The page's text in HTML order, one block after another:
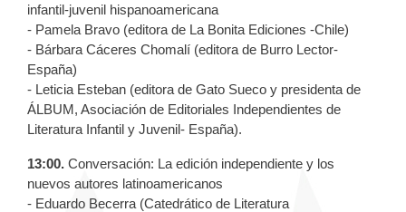
infantil-juvenil hispanoamericana
- Pamela Bravo (editora de La Bonita Ediciones -Chile)
- Bárbara Cáceres Chomalí (editora de Burro Lector-
España)
- Leticia Esteban (editora de Gato Sueco y presidenta de
ÁLBUM, Asociación de Editoriales Independientes de
Literatura Infantil y Juvenil- España).
13:00. Conversación: La edición independiente y los
nuevos autores latinoamericanos
- Eduardo Becerra (Catedrático de Literatura